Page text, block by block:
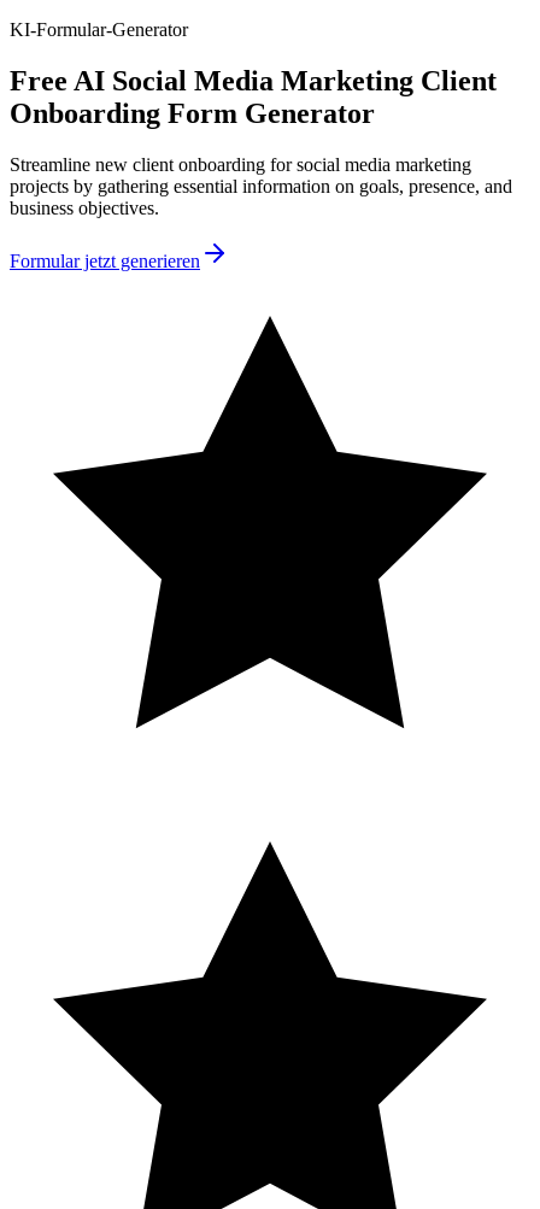
KI-Formular-Generator
Free AI Social Media Marketing Client
Onboarding Form Generator
Streamline new client onboarding for social media marketing
projects by gathering essential information on goals, presence, and
business objectives.
Formular jetzt generieren